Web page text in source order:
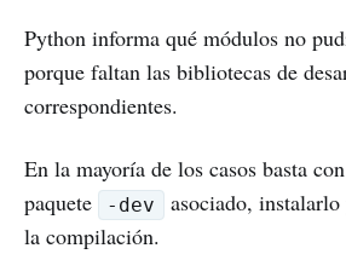
Python informa qué módulos no
porque faltan las bibliotecas de
correspondientes.
En la mayoría de los casos basta
paquete
-dev
asociado,
la compilación.